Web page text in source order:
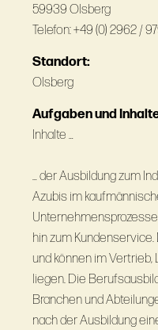
59939 Olsberg
Telefon: +49 (0) 2962 /
Standort:
Olsberg
Aufgaben und
Inhalte …
… der Ausbildung zum
Azubis im
hin zum
und können im
liegen. Die
Branchen und
nach der Ausbildung